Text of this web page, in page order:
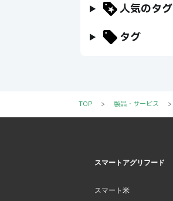
人気のタグ
タグ
TOP > 製品・サービス >
スマートアグリフード
スマート米